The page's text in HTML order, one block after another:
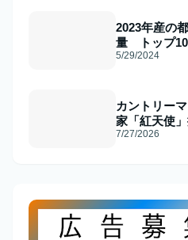
2023年産の
量 トップ10
5/29/2024
カントリー
家「紅天使
7/27/2026